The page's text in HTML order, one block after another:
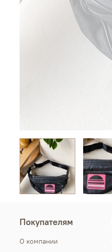
Покупателям
О компании